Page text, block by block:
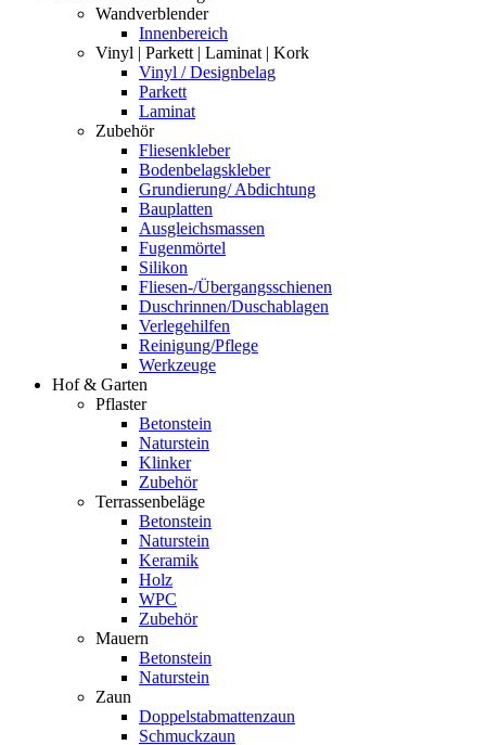
Wandverblender
Innenbereich
Vinyl | Parkett | Laminat | Kork
Vinyl / Designbelag
Parkett
Laminat
Zubehör
Fliesenkleber
Bodenbelagskleber
Grundierung/ Abdichtung
Bauplatten
Ausgleichsmassen
Fugenmörtel
Silikon
Fliesen-/Übergangsschienen
Duschrinnen/Duschablagen
Verlegehilfen
Reinigung/Pflege
Werkzeuge
Hof & Garten
Pflaster
Betonstein
Naturstein
Klinker
Zubehör
Terrassenbeläge
Betonstein
Naturstein
Keramik
Holz
WPC
Zubehör
Mauern
Betonstein
Naturstein
Zaun
Doppelstabmattenzaun
Schmuckzaun